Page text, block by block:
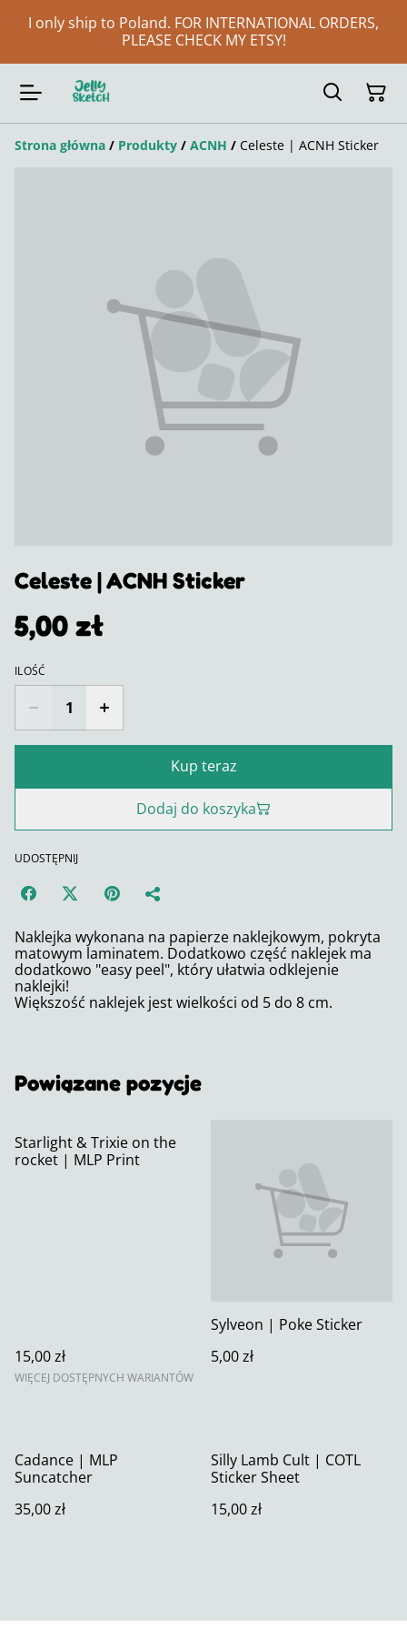
I only ship to Poland. FOR INTERNATIONAL ORDERS,
PLEASE CHECK MY ETSY!
Strona główna / Produkty / ACNH / Celeste | ACNH Sticker
Celeste | ACNH Sticker
5,00 zł
ILOŚĆ
Kup teraz
Dodaj do koszyka
UDOSTĘPNIJ
Naklejka wykonana na papierze naklejkowym, pokryta
matowym laminatem. Dodatkowo część naklejek ma
dodatkowo "easy peel", który ułatwia odklejenie
naklejki!
Większość naklejek jest wielkości od 5 do 8 cm.
Powiązane pozycje
Starlight & Trixie on the
rocket | MLP Print
15,00 zł
WIĘCEJ DOSTĘPNYCH WARIANTÓW
Sylveon | Poke Sticker
5,00 zł
Cadance | MLP
Suncatcher
35,00 zł
Silly Lamb Cult | COTL
Sticker Sheet
15,00 zł